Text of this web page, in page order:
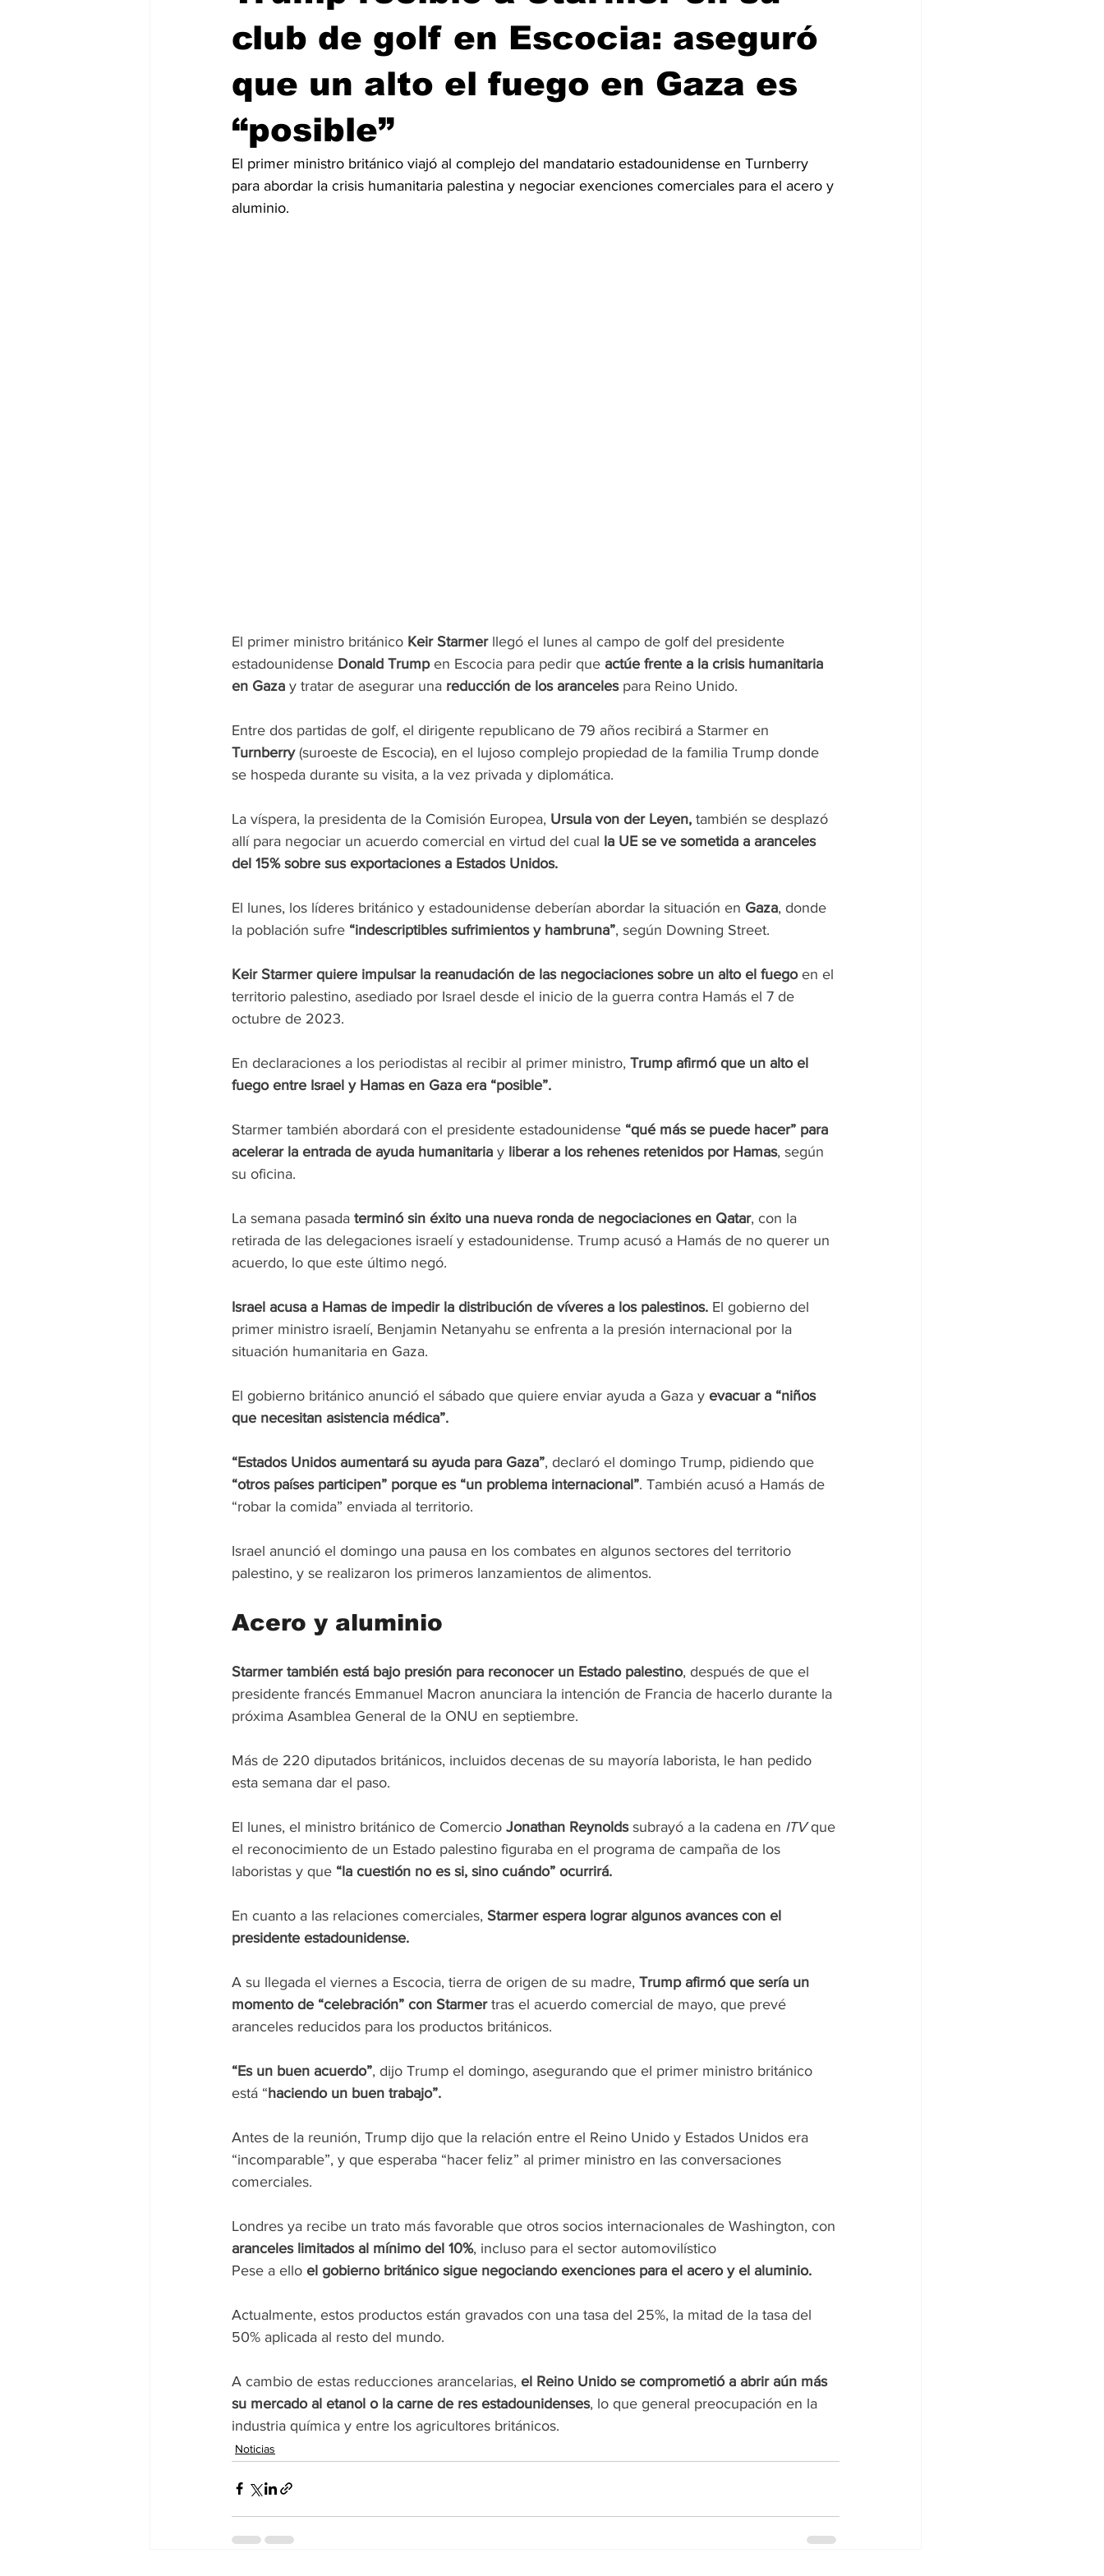
club de golf en Escocia: aseguró
que un alto el fuego en Gaza es
“posible”
El primer ministro británico viajó al complejo del mandatario estadounidense en Turnberry
para abordar la crisis humanitaria palestina y negociar exenciones comerciales para el acero y
aluminio.
El primer ministro británico Keir Starmer llegó el lunes al campo de golf del presidente
estadounidense Donald Trump en Escocia para pedir que actúe frente a la crisis humanitaria
en Gaza y tratar de asegurar una reducción de los aranceles para Reino Unido.
Entre dos partidas de golf, el dirigente republicano de 79 años recibirá a Starmer en
Turnberry (suroeste de Escocia), en el lujoso complejo propiedad de la familia Trump donde
se hospeda durante su visita, a la vez privada y diplomática.
La víspera, la presidenta de la Comisión Europea, Ursula von der Leyen, también se desplazó
allí para negociar un acuerdo comercial en virtud del cual la UE se ve sometida a aranceles
del 15% sobre sus exportaciones a Estados Unidos.
El lunes, los líderes británico y estadounidense deberían abordar la situación en Gaza, donde
la población sufre “indescriptibles sufrimientos y hambruna”, según Downing Street.
Keir Starmer quiere impulsar la reanudación de las negociaciones sobre un alto el fuego en el
territorio palestino, asediado por Israel desde el inicio de la guerra contra Hamás el 7 de
octubre de 2023.
En declaraciones a los periodistas al recibir al primer ministro, Trump afirmó que un alto el
fuego entre Israel y Hamas en Gaza era “posible”.
Starmer también abordará con el presidente estadounidense “qué más se puede hacer” para
acelerar la entrada de ayuda humanitaria y liberar a los rehenes retenidos por Hamas, según
su oficina.
La semana pasada terminó sin éxito una nueva ronda de negociaciones en Qatar, con la
retirada de las delegaciones israelí y estadounidense. Trump acusó a Hamás de no querer un
acuerdo, lo que este último negó.
Israel acusa a Hamas de impedir la distribución de víveres a los palestinos. El gobierno del
primer ministro israelí, Benjamin Netanyahu se enfrenta a la presión internacional por la
situación humanitaria en Gaza.
El gobierno británico anunció el sábado que quiere enviar ayuda a Gaza y evacuar a “niños
que necesitan asistencia médica”.
“Estados Unidos aumentará su ayuda para Gaza”, declaró el domingo Trump, pidiendo que
“otros países participen” porque es “un problema internacional”. También acusó a Hamás de
“robar la comida” enviada al territorio.
Israel anunció el domingo una pausa en los combates en algunos sectores del territorio
palestino, y se realizaron los primeros lanzamientos de alimentos.
Acero y aluminio
Starmer también está bajo presión para reconocer un Estado palestino, después de que el
presidente francés Emmanuel Macron anunciara la intención de Francia de hacerlo durante la
próxima Asamblea General de la ONU en septiembre.
Más de 220 diputados británicos, incluidos decenas de su mayoría laborista, le han pedido
esta semana dar el paso.
El lunes, el ministro británico de Comercio Jonathan Reynolds subrayó a la cadena en ITV que
el reconocimiento de un Estado palestino figuraba en el programa de campaña de los
laboristas y que “la cuestión no es si, sino cuándo” ocurrirá.
En cuanto a las relaciones comerciales, Starmer espera lograr algunos avances con el
presidente estadounidense.
A su llegada el viernes a Escocia, tierra de origen de su madre, Trump afirmó que sería un
momento de “celebración” con Starmer tras el acuerdo comercial de mayo, que prevé
aranceles reducidos para los productos británicos.
“Es un buen acuerdo”, dijo Trump el domingo, asegurando que el primer ministro británico
está “haciendo un buen trabajo”.
Antes de la reunión, Trump dijo que la relación entre el Reino Unido y Estados Unidos era
“incomparable”, y que esperaba “hacer feliz” al primer ministro en las conversaciones
comerciales.
Londres ya recibe un trato más favorable que otros socios internacionales de Washington, con
aranceles limitados al mínimo del 10%, incluso para el sector automovilístico
Pese a ello el gobierno británico sigue negociando exenciones para el acero y el aluminio.
Actualmente, estos productos están gravados con una tasa del 25%, la mitad de la tasa del
50% aplicada al resto del mundo.
A cambio de estas reducciones arancelarias, el Reino Unido se comprometió a abrir aún más
su mercado al etanol o la carne de res estadounidenses, lo que general preocupación en la
industria química y entre los agricultores británicos.
Noticias